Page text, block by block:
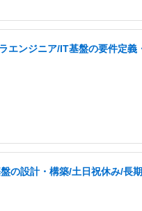
エンジニア/IT基盤の要件定義
の設計・構築/土日祝休み/長期